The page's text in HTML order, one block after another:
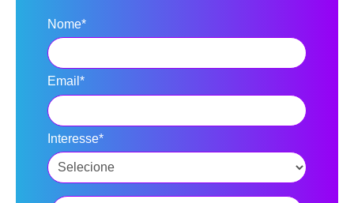
Nome*
Email*
Interesse*